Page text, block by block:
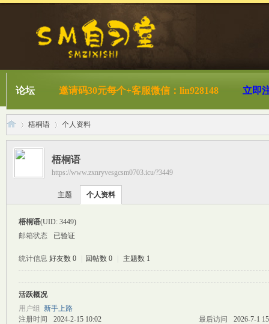
论坛 邀请码30元每个+客服微信：lin928148 立即
›
梧桐语
›
个人资料
梧桐语
https://www.zxnryvesgcsm0703.icu/?3449
主题 个人资料
梧桐语(UID: 3449)
邮箱状态
已验证
统计信息 好友数 0 回帖数 0 主题数 1
活跃概况
用户组 新手上路
注册时间
2024-2-15 10:02 最后访问
2026-7-1